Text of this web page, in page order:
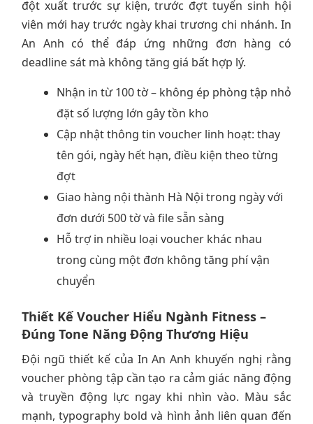
đột xuất trước sự kiện, trước đợt tuyển sinh hội
viên mới hay trước ngày khai trương chi nhánh. In
An Anh có thể đáp ứng những đơn hàng có
deadline sát mà không tăng giá bất hợp lý.
Nhận in từ 100 tờ – không ép phòng tập nhỏ
đặt số lượng lớn gây tồn kho
Cập nhật thông tin voucher linh hoạt: thay
tên gói, ngày hết hạn, điều kiện theo từng
đợt
Giao hàng nội thành Hà Nội trong ngày với
đơn dưới 500 tờ và file sẵn sàng
Hỗ trợ in nhiều loại voucher khác nhau
trong cùng một đơn không tăng phí vận
chuyển
Thiết Kế Voucher Hiểu Ngành Fitness –
Đúng Tone Năng Động Thương Hiệu
Đội ngũ thiết kế của In An Anh khuyến nghị rằng
voucher phòng tập cần tạo ra cảm giác năng động
và truyền động lực ngay khi nhìn vào. Màu sắc
mạnh, typography bold và hình ảnh liên quan đến